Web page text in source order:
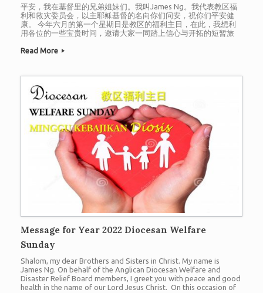
平安，我在基督里的兄弟姐妹们。我叫James Ng。我代表教区福
利和救灾委员会，以主耶稣基督的名向你们问安，祝你们平安健
康。 今年六月的第一个星期日是教区的福利主日，在此，我想利
用各位的一些宝贵时间，邀请大家一同踏上信心与开拓的短暂旅
人所建立并在多年中仍在建立的工作和服事，这些工作和服事也随
们对服事我们的主上帝的热诚和奉献带来了新的视角。当我们学习
和采用新的沟通方式时，愿我们的主上帝原谅我们没有通过人身接
触来表达彼此的爱。到目前为止，我们的心渴望要接触每一位，告
诉他们我们仍然关心和爱他们。 我们的福利委员会在整个行动管
制令（MCO）时期特别缺少的一个重要行动是，在沙巴内陆地区
组织医疗/牙科的宣教营。这挫折应该是暂时的，随着新冠肺炎疫
情的逐步好转，这挫折还会持续一段时间。当时机成熟时，我们将
继续我们当下所留下的工作。 沙巴监狱事工 — 福利委员会每年都
发放补助金，支持他们在过去和现在在狱友中的工作和事工。尊重
每位犯人的隐私，我们不能给你任何照片或视频，但我们想鼓励你
们都在你的祷告中记念他们，为我们的Prem Kumar弟兄和他的委
员会祷告，为正在进行的前囚犯和现囚犯的事工祷告。 由山打根
圣米迦勒堂看管的Seguntor福利学校和由兰瑙圣保罗堂看管的昆
达山社区学习中心，目前都是由我们的福利委员会过去几年透过年
度拨款，给予非法劳工的孩子们教育。这两个中心在过去两年的中
断后于2022年恢复运营。 教育 — 福利委员会每年向本地高等院校
的学生提供一次性的助学金，资助10名符合条件的学生（或更多，
视需要而定）。每年以先到先得的方式给予符合资格的申请者。每
月总收入少于1500令吉的家长均可申请。所有申请表格可以从各
自教会的主任牧师得到，所有完成的表格可以提交给当地教会的主
任牧师审查通过，随后，福利委员会会进一步决策，最后取决于我
们会督的批准。 经济支援 – 福利委员会为本教区受灾的会友提供
各种经济支援。去年，我们也为亚庇兵南邦地区和丹南的水灾灾民
提供了一些资金。去年在新冠肺炎（Covid-19）疫情期间，我们向
教区内有需要的会友和朋友分发了食物篮的援助。与医疗有关的援
Read More
Message for Year 2022 Diocesan Welfare
Sunday
Shalom, my dear Brothers and Sisters in Christ. My name is
James Ng. On behalf of the Anglican Diocesan Welfare and
Disaster Relief Board members, I greet you with peace and good
health in the name of our Lord Jesus Christ. On this occasion of